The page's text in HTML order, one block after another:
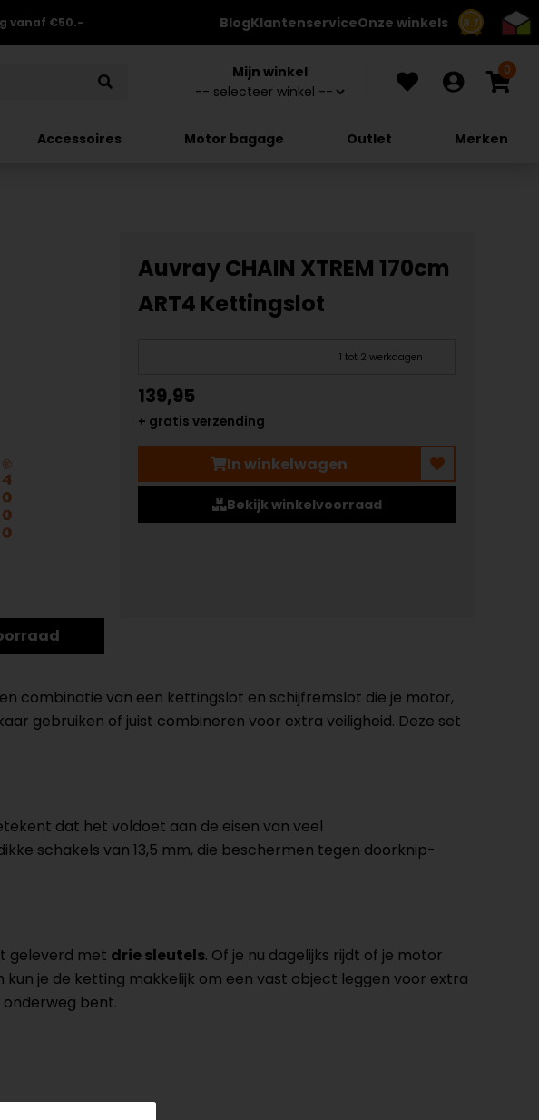
8.7
vanaf €50.- BlogKlantenserviceOnze winkels
Mijn winkel 0
Accessoires Motor bagage Outlet Merken
Auvray CHAIN XTREM 170cm
ART4 Kettingslot
1 tot 2 werkdagen
139,95
+ gratis verzending
In winkelwagen
Bekijk winkelvoorraad
combinatie van een kettingslot en schijfremslot die je motor,
gebruiken of juist combineren voor extra veiligheid. Deze set
dat het voldoet aan de eisen van veel
schakels van 13,5 mm, die beschermen tegen doorknip-
geleverd met drie sleutels. Of je nu dagelijks rijdt of je motor
je de ketting makkelijk om een vast object leggen voor extra
onderweg bent.